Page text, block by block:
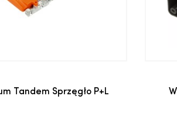
Tandem Sprzęgło P+L